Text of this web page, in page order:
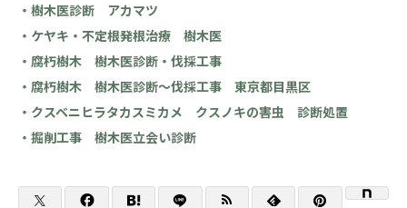
・樹木医診断 アカマツ
・ケヤキ・不定根発根治療 樹木医
・腐朽樹木 樹木医診断・伐採工事
・腐朽樹木 樹木医診断～伐採工事 東京都目黒区
・クスベニヒラタカスミカメ クスノキの害虫 診断処置
・掘削工事 樹木医立会い診断